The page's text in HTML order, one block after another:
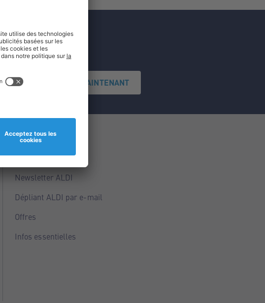
S'INSCRIRE MAINTENANT
Service
Points ALDI
Newsletter ALDI
Dépliant ALDI par e-mail
Offres
Infos essentielles